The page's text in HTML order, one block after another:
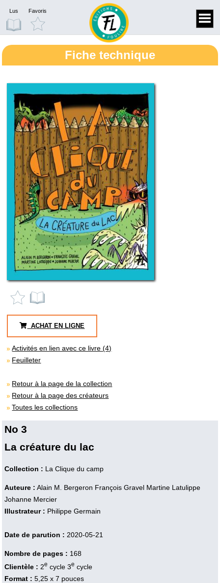
Lus Favoris
Fiche technique
ACHAT EN LIGNE
Activités en lien avec ce livre (4)
Feuilleter
Retour à la page de la collection
Retour à la page des créateurs
Toutes les collections
No 3
La créature du lac
Collection : La Clique du camp
Auteure : Alain M. Bergeron François Gravel Martine Latulippe
Johanne Mercier
Illustrateur : Philippe Germain
Date de parution : 2020-05-21
Nombre de pages : 168
Clientèle : 2e cycle 3e cycle
Format : 5,25 x 7 pouces